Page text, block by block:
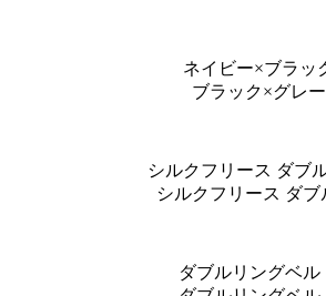
ネイビー×ブラッ
ブラック×グレ
シルクフリース ダブ
シルクフリース ダブ
ダブルリングベル